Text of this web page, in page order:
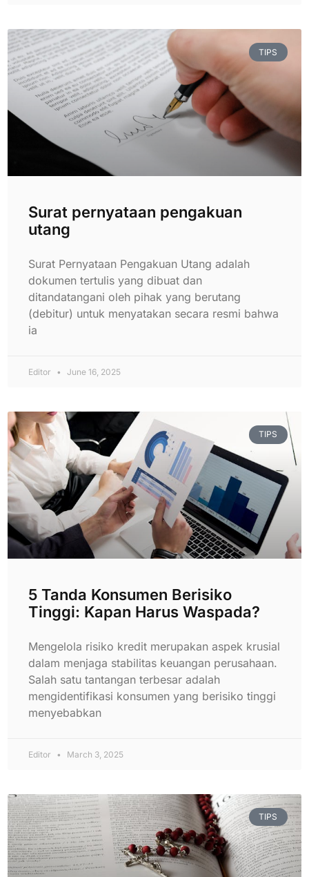
TIPS
Surat pernyataan pengakuan
utang
Surat Pernyataan Pengakuan Utang adalah
dokumen tertulis yang dibuat dan
ditandatangani oleh pihak yang berutang
(debitur) untuk menyatakan secara resmi bahwa
ia
Editor June 16, 2025
TIPS
5 Tanda Konsumen Berisiko
Tinggi: Kapan Harus Waspada?
Mengelola risiko kredit merupakan aspek krusial
dalam menjaga stabilitas keuangan perusahaan.
Salah satu tantangan terbesar adalah
mengidentifikasi konsumen yang berisiko tinggi
menyebabkan
Editor March 3, 2025
TIPS